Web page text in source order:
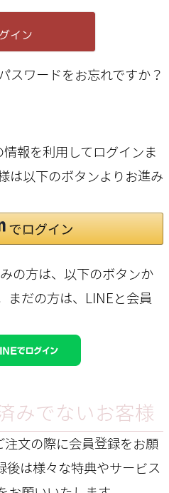
イン
パスワードをお忘れですか？
報を利用してログインま
は以下のボタンよりお進み
の方は、以下のボタンか
まだの方は、
LINEと会員
みでないお客様
文の際に会員登録をお願
後は様々な特典やサービス